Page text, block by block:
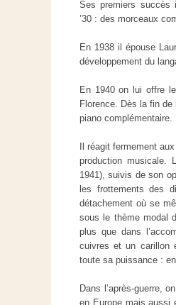
Ses premiers succès
’30 : des morceaux
En 1938 il épouse
développement du
En 1940 on lui offre
Florence. Dès la fin de
piano complémentaire.
Il réagit fermement
production musicale.
1941), suivis de son
les frottements des
détachement où se
sous le thème modal
plus que dans
cuivres et un carillon
toute sa puissance :
Dans l’après-guerre,
en Europe mais aussi